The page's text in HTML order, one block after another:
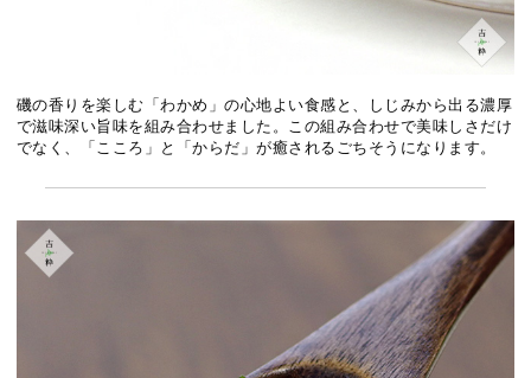
磯の香りを楽しむ「わかめ」の心地よい食感と、しじみから出る濃厚
で滋味深い旨味を組み合わせました。この組み合わせで美味しさだけ
でなく、「こころ」と「からだ」が癒されるごちそうになります。